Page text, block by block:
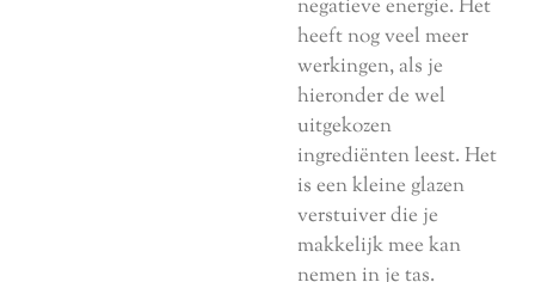
negatieve energie. Het
heeft nog veel meer
werkingen, als je
hieronder de wel
uitgekozen
ingrediënten leest. Het
is een kleine glazen
verstuiver die je
makkelijk mee kan
nemen in je tas.